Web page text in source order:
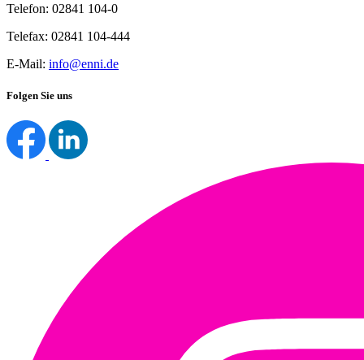
Telefon: 02841 104-0
Telefax: 02841 104-444
E-Mail: info@enni.de
Folgen Sie uns